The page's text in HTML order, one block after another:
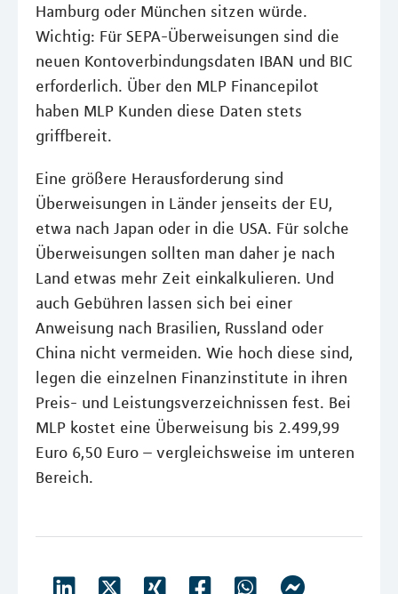
Hamburg oder München sitzen würde.
Wichtig: Für SEPA-Überweisungen sind die
neuen Kontoverbindungsdaten IBAN und BIC
erforderlich. Über den MLP Financepilot
haben MLP Kunden diese Daten stets
griffbereit.
Eine größere Herausforderung sind
Überweisungen in Länder jenseits der EU,
etwa nach Japan oder in die USA. Für solche
Überweisungen sollten man daher je nach
Land etwas mehr Zeit einkalkulieren. Und
auch Gebühren lassen sich bei einer
Anweisung nach Brasilien, Russland oder
China nicht vermeiden. Wie hoch diese sind,
legen die einzelnen Finanzinstitute in ihren
Preis- und Leistungsverzeichnissen fest. Bei
MLP kostet eine Überweisung bis 2.499,99
Euro 6,50 Euro – vergleichsweise im unteren
Bereich.